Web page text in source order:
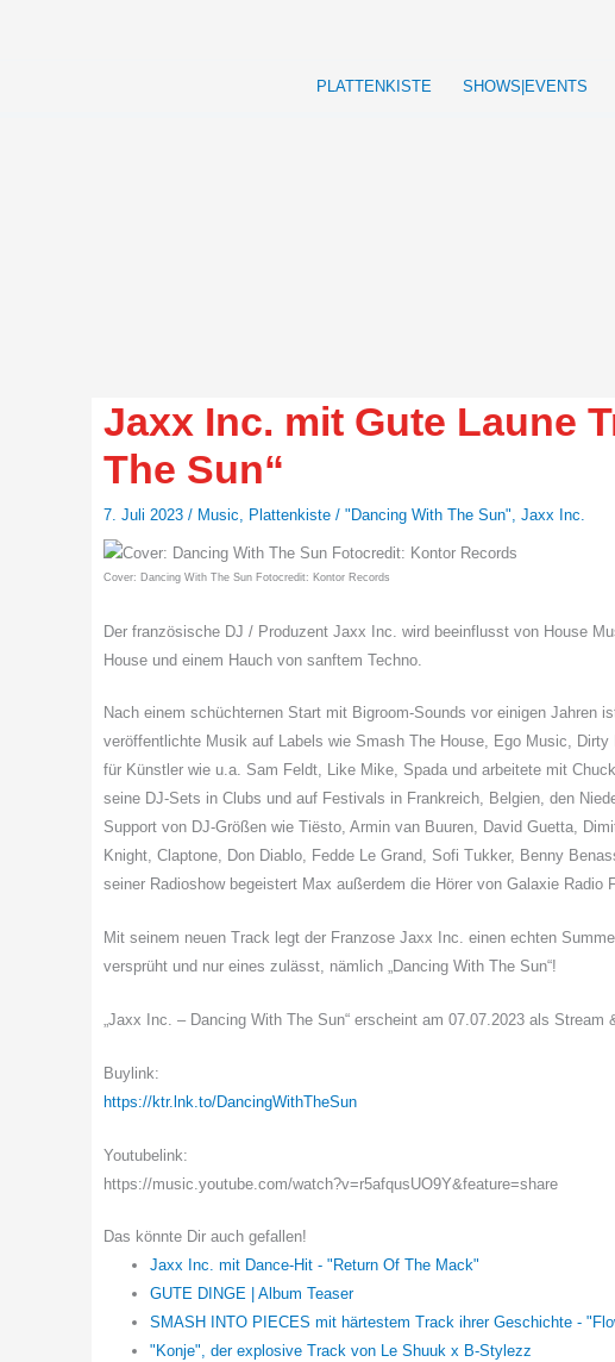
PLATTENKISTE
SHOWS|EVENTS
Jaxx Inc. mit Gute Laune
The Sun“
7. Juli 2023 / Music, Plattenkiste / "Dancing With The Sun", Jaxx Inc.
Cover: Dancing With The Sun Fotocredit: Kontor Records
Der französische DJ / Produzent Jaxx Inc. wird beeinflusst von House
House und einem Hauch von sanftem Techno.
Nach einem schüchternen Start mit Bigroom-Sounds vor einigen Jahren
veröffentlichte Musik auf Labels wie Smash The House, Ego Music,
für Künstler wie u.a. Sam Feldt, Like Mike, Spada und arbeitete mit
seine DJ-Sets in Clubs und auf Festivals in Frankreich, Belgien, den
Support von DJ-Größen wie Tiësto, Armin van Buuren, David Guetta,
Knight, Claptone, Don Diablo, Fedde Le Grand, Sofi Tukker, Benny
seiner Radioshow begeistert Max außerdem die Hörer von Galaxie Radio
Mit seinem neuen Track legt der Franzose Jaxx Inc. einen echten
versprüht und nur eines zulässt, nämlich „Dancing With The Sun“!
„Jaxx Inc. – Dancing With The Sun“ erscheint am 07.07.2023 als Stream
Buylink:
https://ktr.lnk.to/DancingWithTheSun
Youtubelink:
https://music.youtube.com/watch?v=r5afqusUO9Y&feature=share
Das könnte Dir auch gefallen!
Jaxx Inc. mit Dance-Hit - "Return Of The Mack"
GUTE DINGE | Album Teaser
SMASH INTO PIECES mit härtestem Track ihrer Geschichte -
"Konje", der explosive Track von Le Shuuk x B-Stylezz